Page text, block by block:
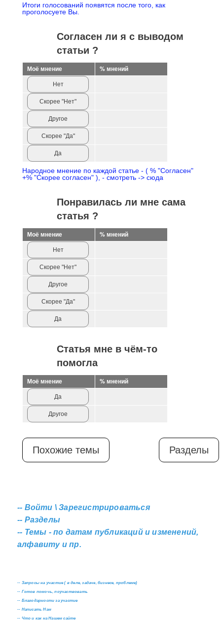
Итоги голосований появятся после того, как
проголосуете Вы.
Согласен ли я с выводом
статьи ?
Моё мнение % мнений
Нет
Скорее "Нет"
Другое
Скорее "Да"
Да
Народное мнение по каждой статье - ( % "Согласен"
+% "Скорее согласен" ), - смотреть -> сюда
Понравилась ли мне сама
статья ?
Моё мнение % мнений
Нет
Скорее "Нет"
Другое
Скорее "Да"
Да
Статья мне в чём-то
помогла
Моё мнение % мнений
Да
Другое
Похожие темы Разделы
-- Войти \ Зарегистрироваться
-- Разделы
-- Темы - по датам публикаций и изменений,
алфавиту и пр.
-- Запросы на участие ( в деле, задаче, бизнесе, проблеме)
-- Готов помочь, поучаствовать
-- Благодарности за участие
-- Написать Нам
-- Что и как на Нашем сайте